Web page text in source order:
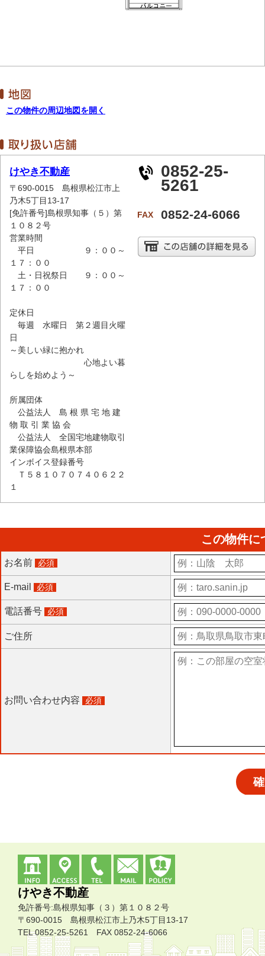
この物件の周辺地図を開く
けやき不動産
〒690-0015 島根県松江市上
乃木5丁目13-17
[免許番号]島根県知事（５）第
１０８２号
営業時間
平日 ９：００～
１７：００
土・日祝祭日 ９：００～
１７：００
定休日
毎週 水曜日 第２週目火曜
日
～美しい緑に抱かれ
心地よい暮
らしを始めよう～
所属団体
公益法人 島 根 県 宅 地 建
物 取 引 業 協 会
公益法人 全国宅地建物取引
業保障協会島根県本部
インボイス登録番号
Ｔ５８１０７０７４０６２２
１
0852-25-
5261
FAX 0852-24-6066
けやき不動産
免許番号:島根県知事（３）第１０８２号
〒690-0015 島根県松江市上乃木5丁目13-17
TEL 0852-25-5261 FAX 0852-24-6066